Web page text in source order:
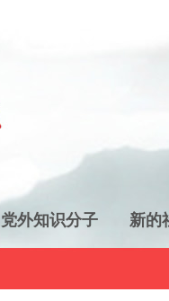
党外知识分子 新的